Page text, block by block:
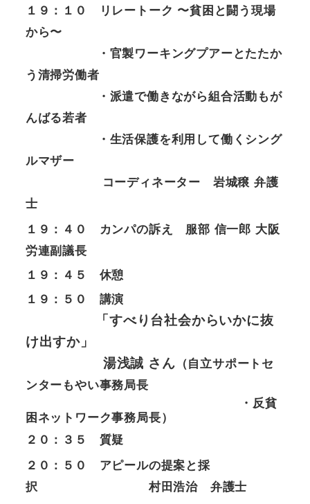
１９：１０ リレートーク 〜貧困と闘う現場
から〜
・官製ワーキングプアーとたたか
う清掃労働者
・派遣で働きながら組合活動もが
んばる若者
・生活保護を利用して働くシング
ルマザー
コーディネーター 岩城穣 弁護
士
１９：４０ カンパの訴え 服部 信一郎 大阪
労連副議長
１９：４５ 休憩
１９：５０ 講演
「すべり台社会からいかに抜
け出すか」
湯浅誠 さん （自立サポートセ
ンターもやい事務局長
・反貧
困ネットワーク事務局長）
２０：３５ 質疑
２０：５０ アピールの提案と採
択 村田浩治 弁護士